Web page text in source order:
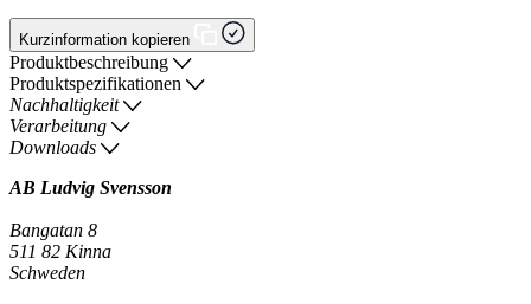
Kurzinformation kopieren
Produktbeschreibung
Produktspezifikationen
Nachhaltigkeit
Verarbeitung
Downloads
AB Ludvig Svensson
Bangatan 8
511 82 Kinna
Schweden